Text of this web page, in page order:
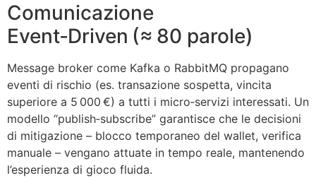
Comunicazione
Event‑Driven (≈ 80 parole)
Message broker come Kafka o RabbitMQ propagano
eventi di rischio (es. transazione sospetta, vincita
superiore a 5 000 €) a tutti i micro‑servizi interessati. Un
modello “publish‑subscribe” garantisce che le decisioni
di mitigazione – blocco temporaneo del wallet, verifica
manuale – vengano attuate in tempo reale, mantenendo
l’esperienza di gioco fluida.